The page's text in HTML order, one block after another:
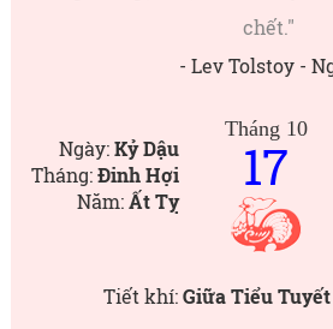
chết."
- Lev Tolstoy -
Ngày:Kỷ Dậu
Tháng:Đinh Hợi
Năm:Ất Tỵ
Tháng 10
17
Tiết khí:Giữa Tiểu